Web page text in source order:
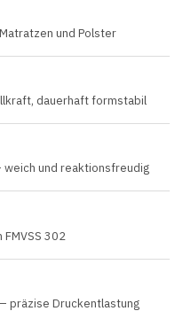
und Polster
dauerhaft formstabil
und reaktionsfreudig
302
präzise Druckentlastung